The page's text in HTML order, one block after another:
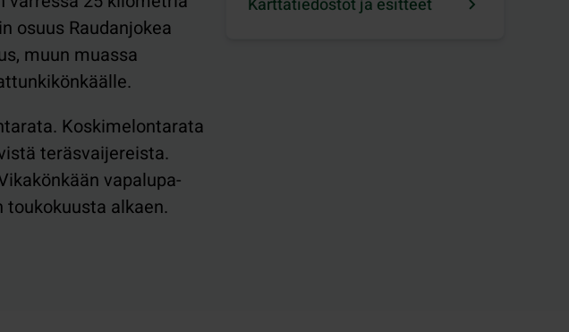
osuus Raudanjokea
muun muassa
Koskimelontarata
teräsvaijereista.
vapalupa-
alkaen.